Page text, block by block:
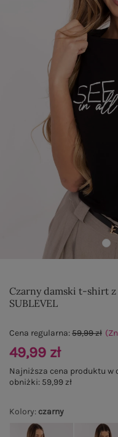
Czarny damski t-shirt z
SUBLEVEL
Kolory: czarny
Cena regularna:59,99 zł
49,99 zł
Najniższa cena produktu w
obniżki: 59,99 zł